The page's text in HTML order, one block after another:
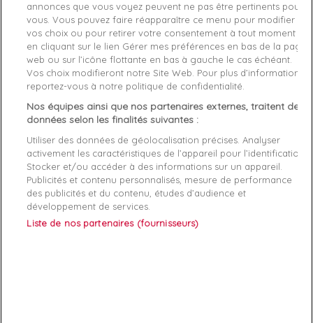
Caractéristiques produit
Description Détails du produit Fabriquant
Composition : tissu principal 100 % polyester
Cettecasquette GUESS pour femmecombinestyle
emblématiqueetfonctionnalité, idéale pour toutes vos
sorties.
• Casquette logo triangle GUESS femme
• Casquette baseball mode femme
annonces que vous voyez peuvent ne pas être pertinents pour
vous. Vous pouvez faire réapparaître ce menu pour modifier
vos choix ou pour retirer votre consentement à tout moment
en cliquant sur le lien Gérer mes préférences en bas de la page
web ou sur l’icône flottante en bas à gauche le cas échéant.
Vos choix modifieront notre Site Web. Pour plus d’informations,
reportez-vous à notre politique de confidentialité.
Nos équipes ainsi que nos partenaires externes, traitent des
données selon les finalités suivantes :
Utiliser des données de géolocalisation précises. Analyser
activement les caractéristiques de l’appareil pour l’identification.
Stocker et/ou accéder à des informations sur un appareil.
Publicités et contenu personnalisés, mesure de performance
des publicités et du contenu, études d’audience et
développement de services.
Liste de nos partenaires (fournisseurs)